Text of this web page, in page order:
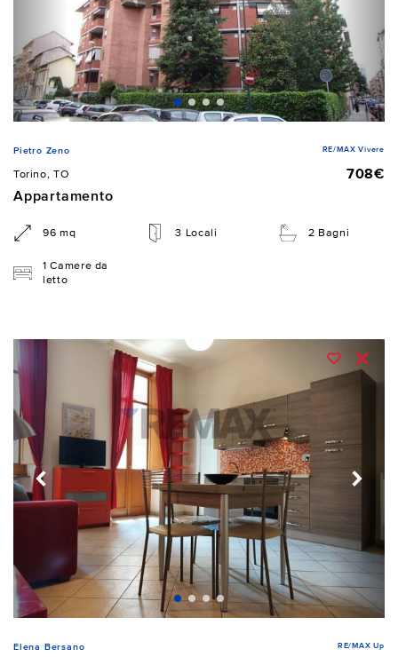
Pietro Zeno RE/MAX Vivere
Torino, TO
708€
Appartamento
96 mq 3 Locali 2 Bagni
1 Camere da
letto
Elena Bersano RE/MAX Up